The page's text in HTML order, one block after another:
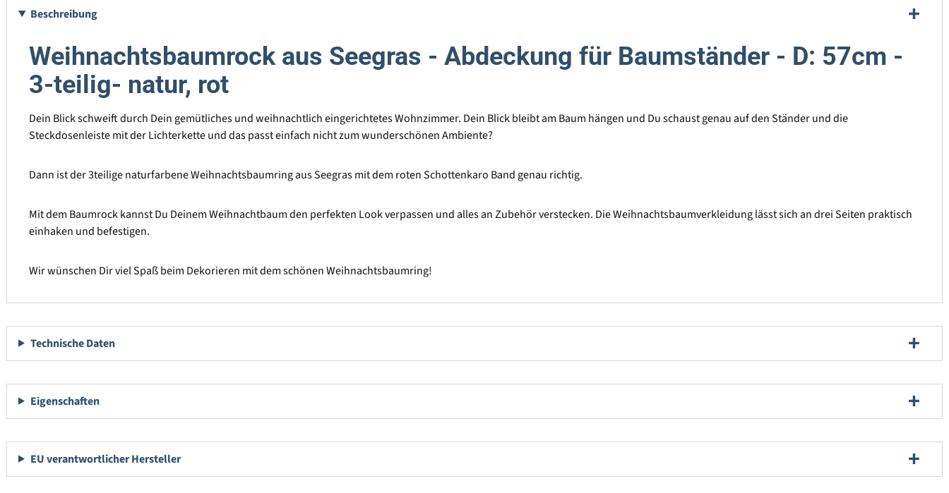
Beschreibung
Weihnachtsbaumrock aus Seegras - Abdeckung für Baumständer - D: 57cm -
3-teilig- natur, rot
Dein Blick schweift durch Dein gemütliches und weihnachtlich eingerichtetes Wohnzimmer. Dein Blick bleibt am Baum hängen und Du schaust genau auf den Ständer und die
Steckdosenleiste mit der Lichterkette und das passt einfach nicht zum wunderschönen Ambiente?
Dann ist der 3teilige naturfarbene Weihnachtsbaumring aus Seegras mit dem roten Schottenkaro Band genau richtig.
Mit dem Baumrock kannst Du Deinem Weihnachtbaum den perfekten Look verpassen und alles an Zubehör verstecken. Die Weihnachtsbaumverkleidung lässt sich an drei Seiten praktisch
einhaken und befestigen.
Wir wünschen Dir viel Spaß beim Dekorieren mit dem schönen Weihnachtsbaumring!
Technische Daten
Eigenschaften
EU verantwortlicher Hersteller